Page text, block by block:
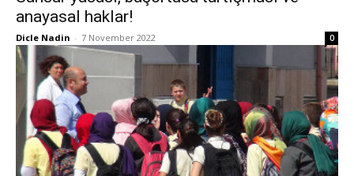
anayasal haklar!
Dicle Nadin - 7 November 2022 0